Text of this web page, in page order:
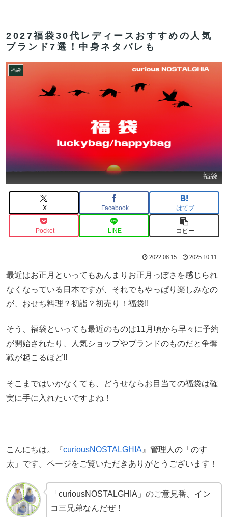
2027福袋30代レディースおすすめの人気
ブランド7選！中身ネタバレも
福袋
福袋
X Facebook はてブ
Pocket LINE コピー
2022.08.15 2025.10.11
最近はお正月といってもあんまりお正月っぽさを感じられ
なくなっている日本ですが、それでもやっぱり楽しみなの
が、おせち料理？初詣？初売り！福袋!!
そう、福袋といっても最近のものは11月頃から早々に予約
が開始されたり、人気ショップやブランドのものだと争奪
戦が起こるほど!!
そこまではいかなくても、どうせならお目当ての福袋は確
実に手に入れたいですよね！
こんにちは。『curiousNOSTALGHIA 』管理人の「のす
太」です。ページをご覧いただきありがとうございます！
「curiousNOSTALGHIA」のご意見番、イン
コ三兄弟なんだぜ！